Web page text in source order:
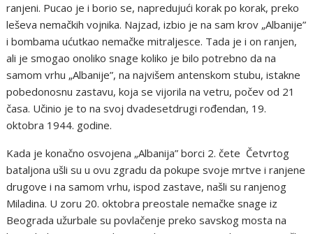
ranjeni. Pucao je i borio se, napredujući korak po korak, preko
leševa nemačkih vojnika. Najzad, izbio je na sam krov „Albanije”
i bombama ućutkao nemačke mitraljesce. Tada je i on ranjen,
ali je smogao onoliko snage koliko je bilo potrebno da na
samom vrhu „Albanije”, na najvišem antenskom stubu, istakne
pobedonosnu zastavu, koja se vijorila na vetru, počev od 21
časa. Učinio je to na svoj dvadesetdrugi rođendan, 19.
oktobra 1944. godine.
Kada je konačno osvojena „Albanija” borci 2. čete Četvrtog
bataljona ušli su u ovu zgradu da pokupe svoje mrtve i ranjene
drugove i na samom vrhu, ispod zastave, našli su ranjenog
Miladina. U zoru 20. oktobra preostale nemačke snage iz
Beograda užurbale su povlačenje preko savskog mosta na